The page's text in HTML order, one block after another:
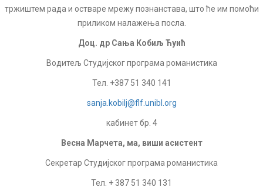
тржиштем рада и остваре мрежу познанстава, што ће им помоћи
приликом налажења посла.
Доц. др Сања Кобиљ Ћуић
Водитељ Студијског програма романистика
Тел. +387 51 340 141
sanja.kobilj@flf.unibl.org
кабинет бр. 4
Весна Марчета, ма, виши асистент
Секретар Студијског програма романистика
Тел. + 387 51 340 131